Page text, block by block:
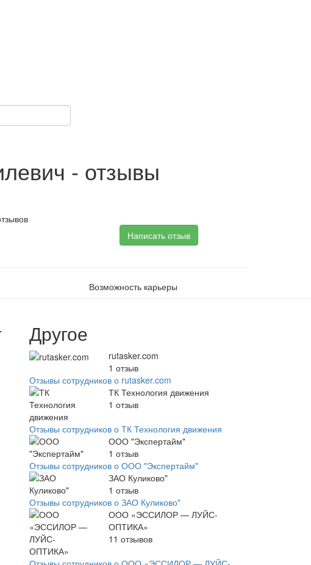
- отзывы
Написать отзыв
Возможность карьеры
Другое
rutasker.com
1 отзыв
Отзывы сотрудников о rutasker.com
ТК Технология движения
1 отзыв
Отзывы сотрудников о ТК Технология движения
ООО "Экспертайм"
1 отзыв
Отзывы сотрудников о ООО "Экспертайм"
ЗАО Куликово"
1 отзыв
Отзывы сотрудников о ЗАО Куликово"
ООО «ЭССИЛОР — ЛУЙС-
ОПТИКА»
11 отзывов